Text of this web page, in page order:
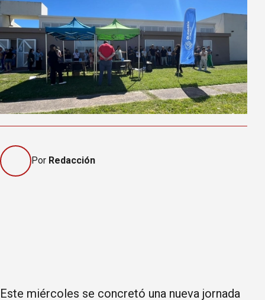
Por Redacción
Este miércoles se concretó una nueva jornada